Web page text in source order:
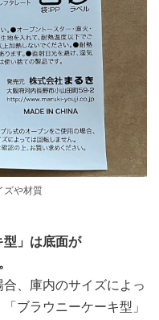
ズや材質
型」は底面が
、庫内のサイズによっ
ブラウニーケーキ型」